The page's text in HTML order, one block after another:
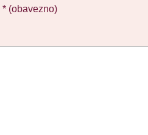
* (obavezno)